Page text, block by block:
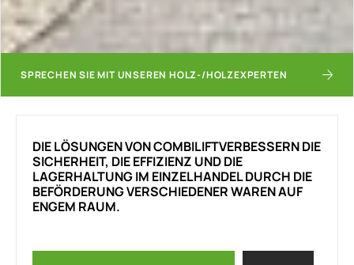
SPRECHEN SIE MIT UNSEREN HOLZ-/HOLZEXPERTEN
DIE LÖSUNGEN VON COMBILIFTVERBESSERN DIE
SICHERHEIT, DIE EFFIZIENZ UND DIE
LAGERHALTUNG IM EINZELHANDEL DURCH DIE
BEFÖRDERUNG VERSCHIEDENER WAREN AUF
ENGEM RAUM.